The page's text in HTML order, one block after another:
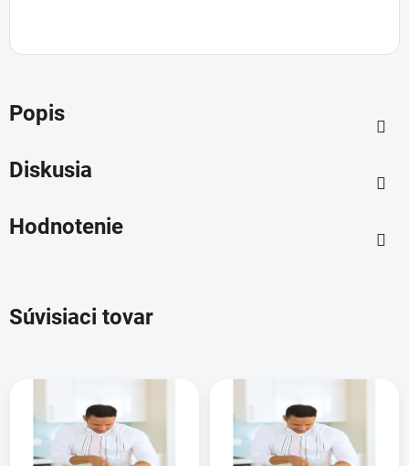
Popis
Diskusia
Hodnotenie
Súvisiaci tovar